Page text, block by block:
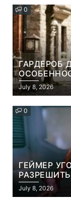
0
ГАРДЕРОБ
ПАРКИ И
July 8, 2026
0
ГЕЙМЕР
ЧТО ЭТО
УБИЙСТВО
July 8, 2026